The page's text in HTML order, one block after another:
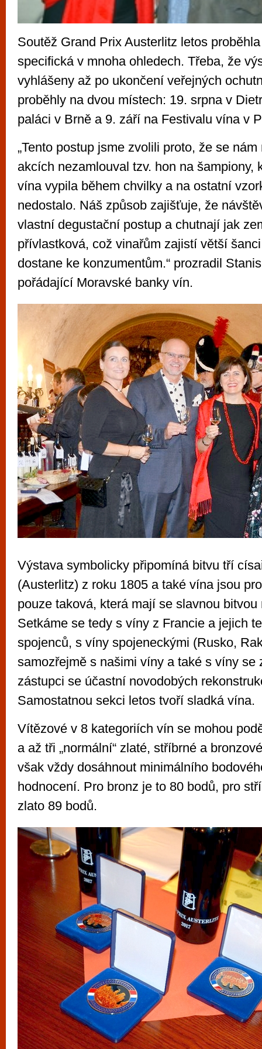
Soutěž Grand Prix Austerlitz letos
specifická v mnoha ohledech. Třeba, že
vyhlášeny až po ukončení veřejných
proběhly na dvou místech: 19. srpna v
paláci v Brně a 9. září na Festivalu vína v
„Tento postup jsme zvolili proto, že se
akcích nezamlouval tzv. hon na šampiony,
vína vypila během chvilky a na ostatní
nedostalo. Náš způsob zajišťuje, že
vlastní degustační postup a chutnají jak
přívlastková, což vinařům zajistí větší
dostane ke konzumentům.“ prozradil
pořádající Moravské banky vín.
Výstava symbolicky připomíná bitvu tří
(Austerlitz) z roku 1805 a také vína jsou
pouze taková, která mají se slavnou
Setkáme se tedy s víny z Francie a jejich
spojenců, s víny spojeneckými (Rusko,
samozřejmě s našimi víny a také s víny se
zástupci se účastní novodobých
Samostatnou sekci letos tvoří sladká vína.
Vítězové v 8 kategoriích vín se mohou
a až tři „normální“ zlaté, stříbrné a
však vždy dosáhnout minimálního
hodnocení. Pro bronz je to 80 bodů, pro
zlato 89 bodů.